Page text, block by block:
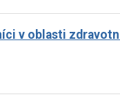
v oblasti